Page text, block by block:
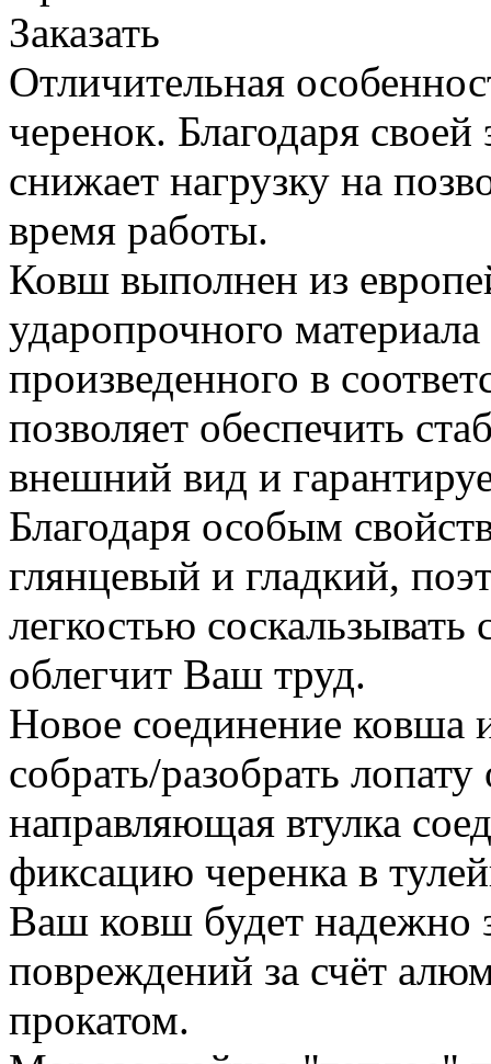
Заказать
Отличительная
черенок. Благодаря
снижает нагрузку на
время работы.
Ковш выполнен из
ударопрочного
произведенного в
позволяет обеспечить
внешний вид и
Благодаря особым
глянцевый и гладкий,
легкостью соскальзывать
облегчит Ваш труд.
Новое соединение ковша
собрать/разобрать
направляющая втулка
фиксацию черенка в
Ваш ковш будет надежно
повреждений за счёт
прокатом.